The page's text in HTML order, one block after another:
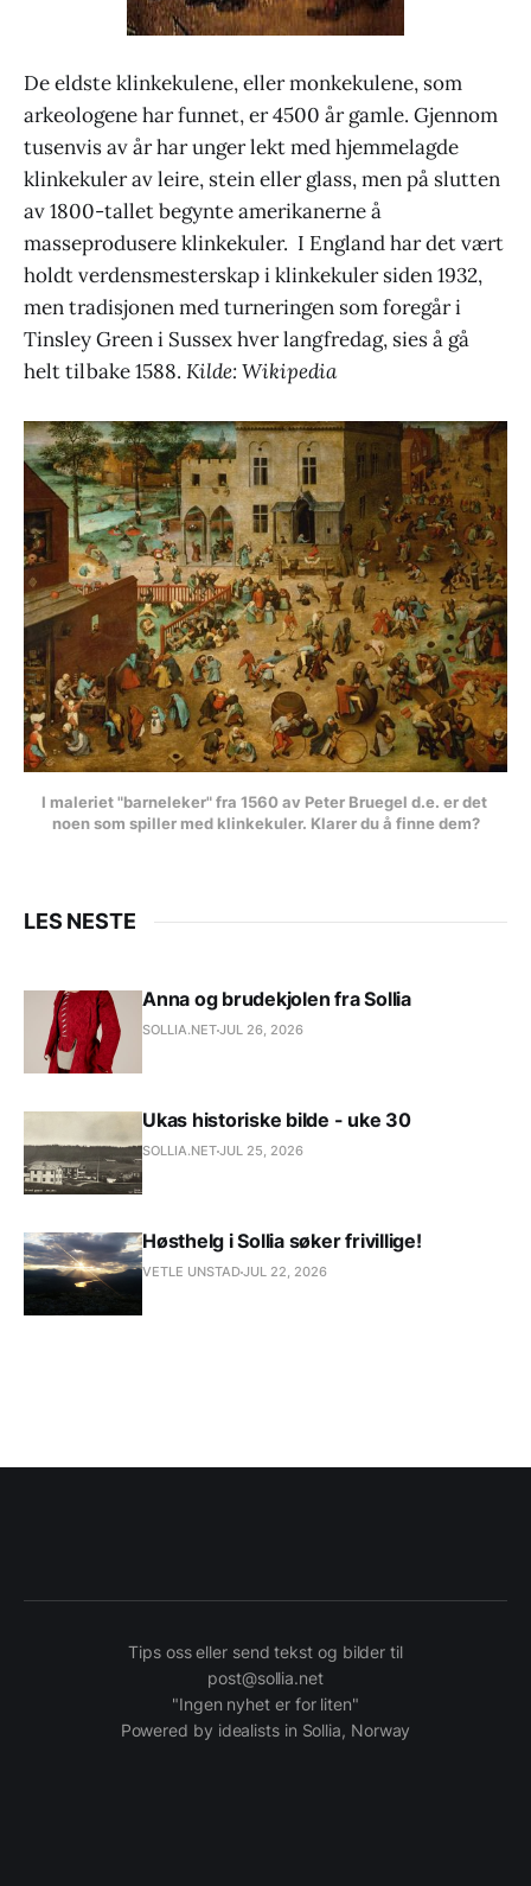
De eldste klinkekulene, eller monkekulene, som
arkeologene har funnet, er 4500 år gamle. Gjennom
tusenvis av år har unger lekt med hjemmelagde
klinkekuler av leire, stein eller glass, men på slutten
av 1800-tallet begynte amerikanerne å
masseprodusere klinkekuler. I England har det vært
holdt verdensmesterskap i klinkekuler siden 1932,
men tradisjonen med turneringen som foregår i
Tinsley Green i Sussex hver langfredag, sies å gå
helt tilbake 1588. Kilde: Wikipedia
I maleriet "barneleker" fra 1560 av Peter Bruegel d.e. er det
noen som spiller med klinkekuler. Klarer du å finne dem?
LES NESTE
Anna og brudekjolen fra Sollia
SOLLIA.NETJUL 26, 2026
Ukas historiske bilde - uke 30
SOLLIA.NETJUL 25, 2026
Høsthelg i Sollia søker frivillige!
VETLE UNSTADJUL 22, 2026
Tips oss eller send tekst og bilder til
post@sollia.net
"Ingen nyhet er for liten"
Powered by idealists in Sollia, Norway